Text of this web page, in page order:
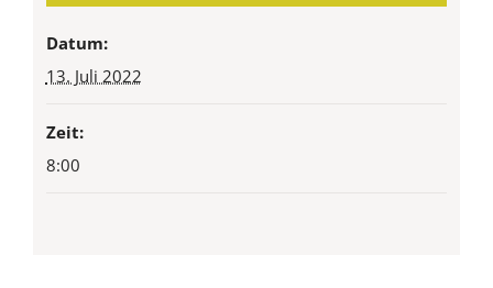
Datum:
13. Juli 2022
Zeit:
8:00